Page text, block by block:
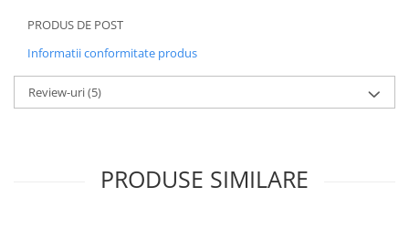
PRODUS DE POST
Informatii conformitate produs
Review-uri(5)
PRODUSE SIMILARE